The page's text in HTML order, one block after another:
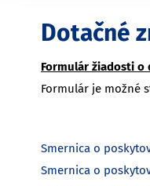
Dotačné
Formulár žiadosti
Formulár je možné
Smernica o
Smernica o